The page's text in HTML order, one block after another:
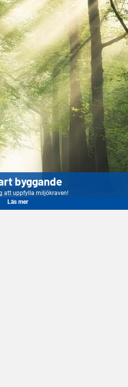
byggande
att uppfylla miljökraven!
Läs mer